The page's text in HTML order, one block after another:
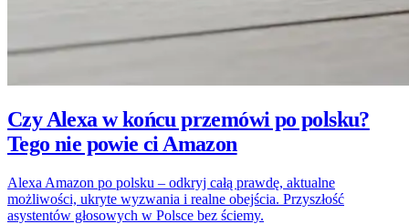
Czy Alexa w końcu przemówi po polsku?
Tego nie powie ci Amazon
Alexa Amazon po polsku – odkryj całą prawdę, aktualne
możliwości, ukryte wyzwania i realne obejścia. Przyszłość
asystentów głosowych w Polsce bez ściemy.